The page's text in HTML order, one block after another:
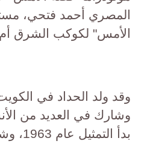
المصري أحمد فتحي،
الأمس" لكوكب الشرق
وشارك في العديد من
بدأ